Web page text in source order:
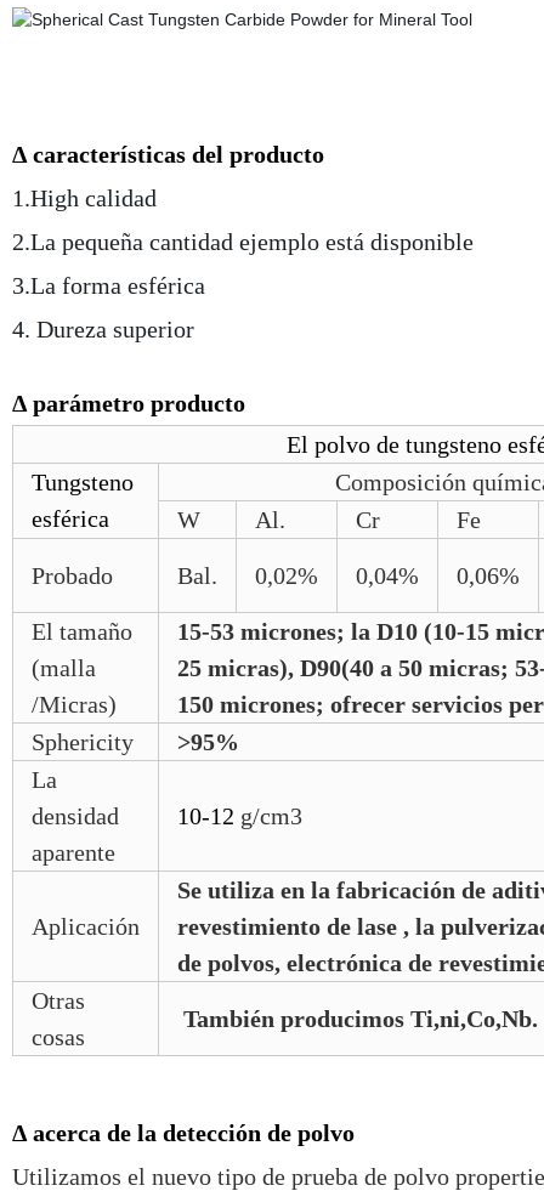
Δ características del producto
1.High calidad
2.La pequeña cantidad ejemplo está disponible
3.La forma esférica
4. Dureza superior
Δ parámetro producto
El polvo de tungsteno
Tungsteno
esférica
Composición química
W
Al. Cr Fe
Probado Bal. 0,02% 0,04% 0,06%
El tamaño
(malla
/Micras)
15-53 micrones; la D10 (10-15
25 micras), D90(40 a 50 micras;
150 micrones; ofrecer servicios
Sphericity
>95%
La
densidad
aparente
10-12 g/cm3
Aplicación
Se utiliza en la fabricación de
revestimiento de lase , la
de polvos, electrónica de
Otras
cosas
También producimos Ti,ni,Co,Nb.
Δ acerca de la detección de polvo
Utilizamos el nuevo tipo de prueba de polvo